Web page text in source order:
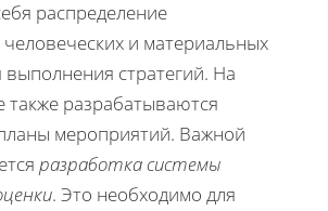
распределение
и материальных
выполнения стратегий. На
также разрабатываются
мероприятий. Важной
разработка системы
. Это необходимо для